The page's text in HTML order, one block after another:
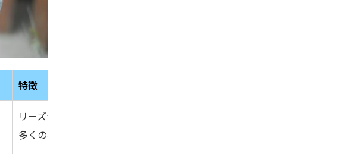
特徴
リーズナブルな価格で高品質なオーダースーツを提供し、
多くの著名人にも愛用されている